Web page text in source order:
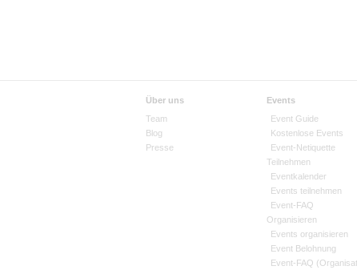
Über uns
Team
Blog
Presse
Events
Event Guide
Kostenlose Events
Event-Netiquette
Teilnehmen
Eventkalender
Events teilnehmen
Event-FAQ
Organisieren
Events organisieren
Event Belohnung
Event-FAQ